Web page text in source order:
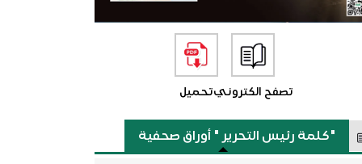
تصفح الكترونيتحميل
"كلمة رئيس التحرير " أوراق صحفية